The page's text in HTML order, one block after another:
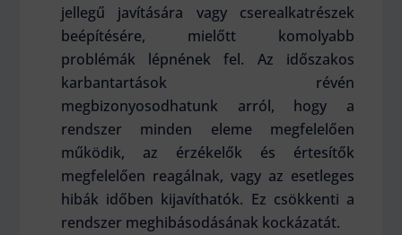
jellegű javítására vagy cserealkatrészek
beépítésére, mielőtt komolyabb
problémák lépnének fel. Az időszakos
karbantartások révén
megbizonyosodhatunk arról, hogy a
rendszer minden eleme megfelelően
működik, az érzékelők és értesítők
megfelelően reagálnak, vagy az esetleges
hibák időben kijavíthatók. Ez csökkenti a
rendszer meghibásodásának kockázatát.